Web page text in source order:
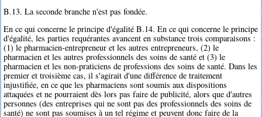
B.13. La seconde branche n'est pas fondée.
En ce qui concerne le principe d'égalité B.14. En ce qui concerne le principe
d'égalité, les parties requérantes avancent en substance trois comparaisons :
(1) le pharmacien-entrepreneur et les autres entrepreneurs, (2) le
pharmacien et les autres professionnels des soins de santé et (3) le
pharmacien et les non-praticiens de professions des soins de santé. Dans les
premier et troisième cas, il s'agirait d'une différence de traitement
injustifiée, en ce que les pharmaciens sont soumis aux dispositions
attaquées et ne pourraient dès lors pas faire de publicité, alors que d'autres
personnes (des entreprises qui ne sont pas des professionnels des soins de
santé) ne sont pas soumises à un tel régime et peuvent donc faire de la